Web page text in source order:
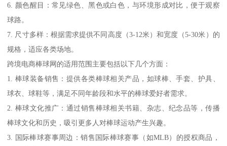
6. 颜色醒目：常见绿色、黑色或白色，与环境形成对比，便于观察
球路。
7. 尺寸多样：根据需求提供不同高度（3-12米）和宽度（5-30米）的
规格，适应各类场地。
跨境电商棒球网的适用范围主要包括以下几个方面：
1. 棒球装备销售：提供各类棒球相关产品，如球棒、手套、护具、
球衣、球鞋等，满足不同年龄段和水平的棒球爱好者需求。
2. 棒球文化推广：通过销售棒球相关书籍、杂志、纪念品等，传播
棒球文化和历史，吸引更多人对棒球运动产生兴趣。
3. 国际棒球赛事周边：销售国际棒球赛事（如MLB）的授权商品，